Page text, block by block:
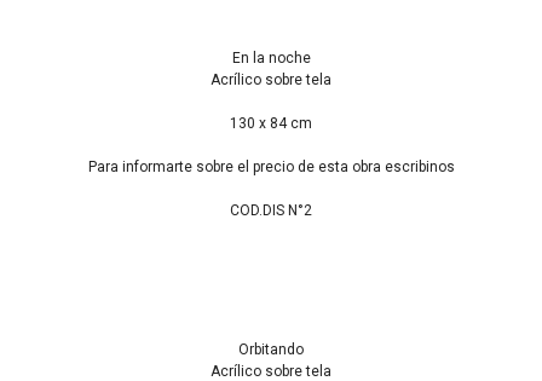
En la noche
Acrílico sobre tela
130 x 84 cm
Para informarte sobre el precio de esta obra escribinos
COD.DIS N°2
Orbitando
Acrílico sobre tela